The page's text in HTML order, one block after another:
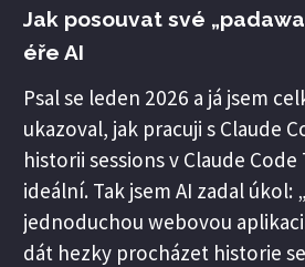
Jak posouvat své
éře AI
Psal se leden 2026 a já jsem
ukazoval, jak pracuji s Claude
historii sessions v Claude
ideální. Tak jsem AI zadal úkol:
jednoduchou webovou
dát hezky procházet historie